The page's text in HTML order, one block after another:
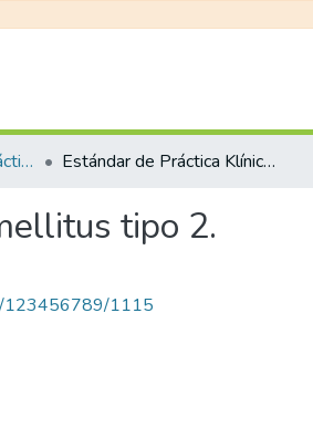
Estandarización de la práctica clínica Estándar de Práctica Klínica (EPK) en diabetes mellitus tipo 2.
tipo 2.
123456789/1115